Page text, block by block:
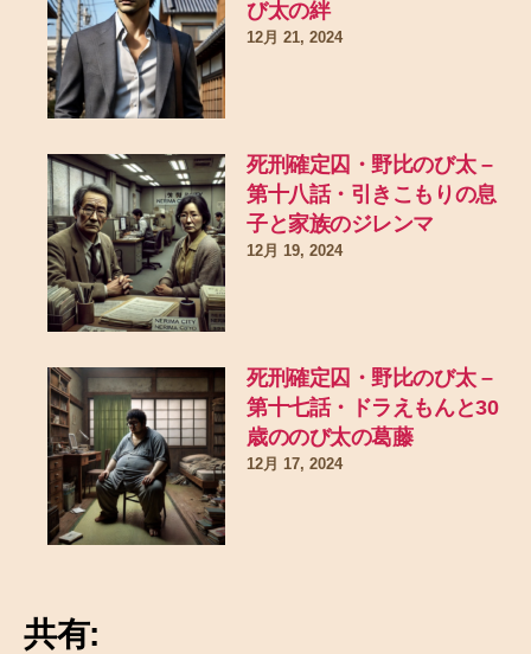
び太の絆
12月 21, 2024
死刑確定囚・野比のび太 –
第十八話・引きこもりの息
子と家族のジレンマ
12月 19, 2024
死刑確定囚・野比のび太 –
第十七話・ドラえもんと30
歳ののび太の葛藤
12月 17, 2024
共有: